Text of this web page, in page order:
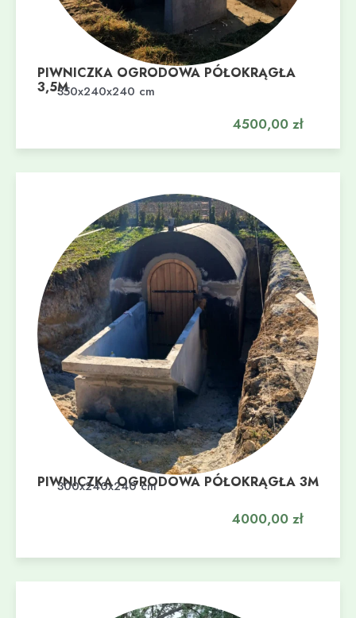
PIWNICZKA OGRODOWA PÓŁOKRĄGŁA
3,5M350x240x240 cm
4500,00 zł
Dodaj do koszyka
PIWNICZKA OGRODOWA PÓŁOKRĄGŁA 3M
300x240x240 cm
4000,00 zł
Dodaj do koszyka